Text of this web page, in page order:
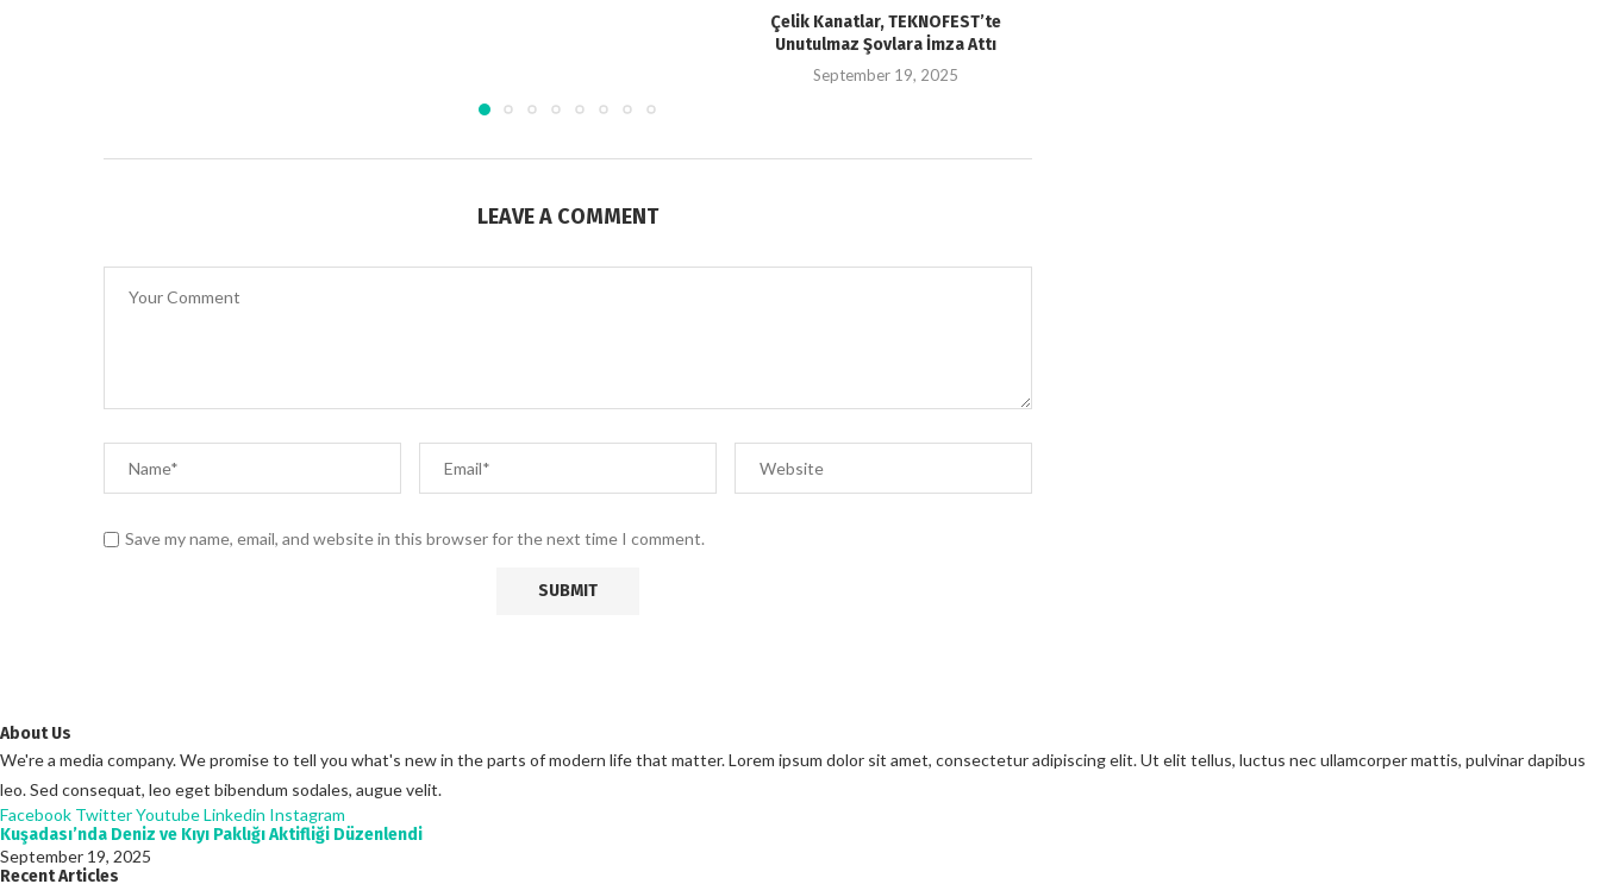
Çelik Kanatlar, TEKNOFEST’te
Unutulmaz Şovlara İmza Attı
September 19, 2025
LEAVE A COMMENT
Save my name, email, and website in this browser for the next time I comment.
About Us
We're a media company. We promise to tell you what's new in the parts of modern life that matter. Lorem ipsum dolor sit amet, consectetur adipiscing elit. Ut elit tellus, luctus nec ullamcorper mattis, pulvinar dapibus
leo. Sed consequat, leo eget bibendum sodales, augue velit.
Facebook TwitterYoutubeLinkedin Instagram
Kuşadası’nda Deniz ve Kıyı Paklığı Aktifliği Düzenlendi
September 19, 2025
Recent Articles